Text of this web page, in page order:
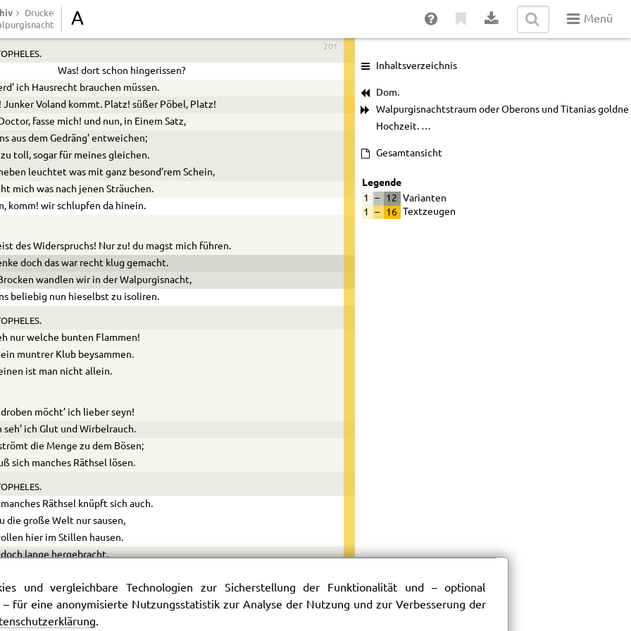
Drucke A Menü
Ferne.
Hier!
201
Was! dort schon hingerissen?
ich Hausrecht brauchen müssen.
Junker Voland kommt. Platz! süßer Pöbel, Platz!
fasse mich! und nun, in Einem Satz,
aus dem Gedräng’ entweichen;
zu toll, sogar für meines gleichen.
leuchtet was mit ganz besond’rem Schein,
mich was nach jenen Sträuchen.
komm! wir schlupfen da hinein.
des Widerspruchs! Nur zu! du magst mich führen.
doch das war recht klug gemacht.
wandlen wir in der Walpurgisnacht,
beliebig nun hieselbst zu isoliren.
nur welche bunten Flammen!
ein muntrer Klub beysammen.
ist man nicht allein.
möcht’ ich lieber seyn!
seh’ ich Glut und Wirbelrauch.
die Menge zu dem Bösen;
sich manches Räthsel lösen.
Räthsel knüpft sich auch.
die große Welt nur sausen,
hier im Stillen hausen.
doch lange hergebracht,
202
ich junge Hexchen nackt und blos,
die sich klug verhüllen.
nur um meinetwillen,
Inhaltsverzeichnis
Dom.
Walpurgisnachtstraum oder Oberons und Titanias goldne
Hochzeit. …
Gesamtansicht
Legende
1 – 12
Varianten
1
– 16 Textzeugen
und vergleichbare Technologien zur Sicherstellung der Funktionalität und – optional
für eine anonymisierte Nutzungsstatistik zur Analyse der Nutzung und zur Verbesserung der
.